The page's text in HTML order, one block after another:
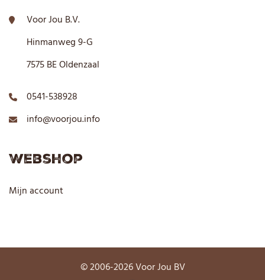
Voor Jou B.V.
Hinmanweg 9-G
7575 BE Oldenzaal
0541-538928
info@voorjou.info
Webshop
Mijn account
© 2006-2026 Voor Jou BV